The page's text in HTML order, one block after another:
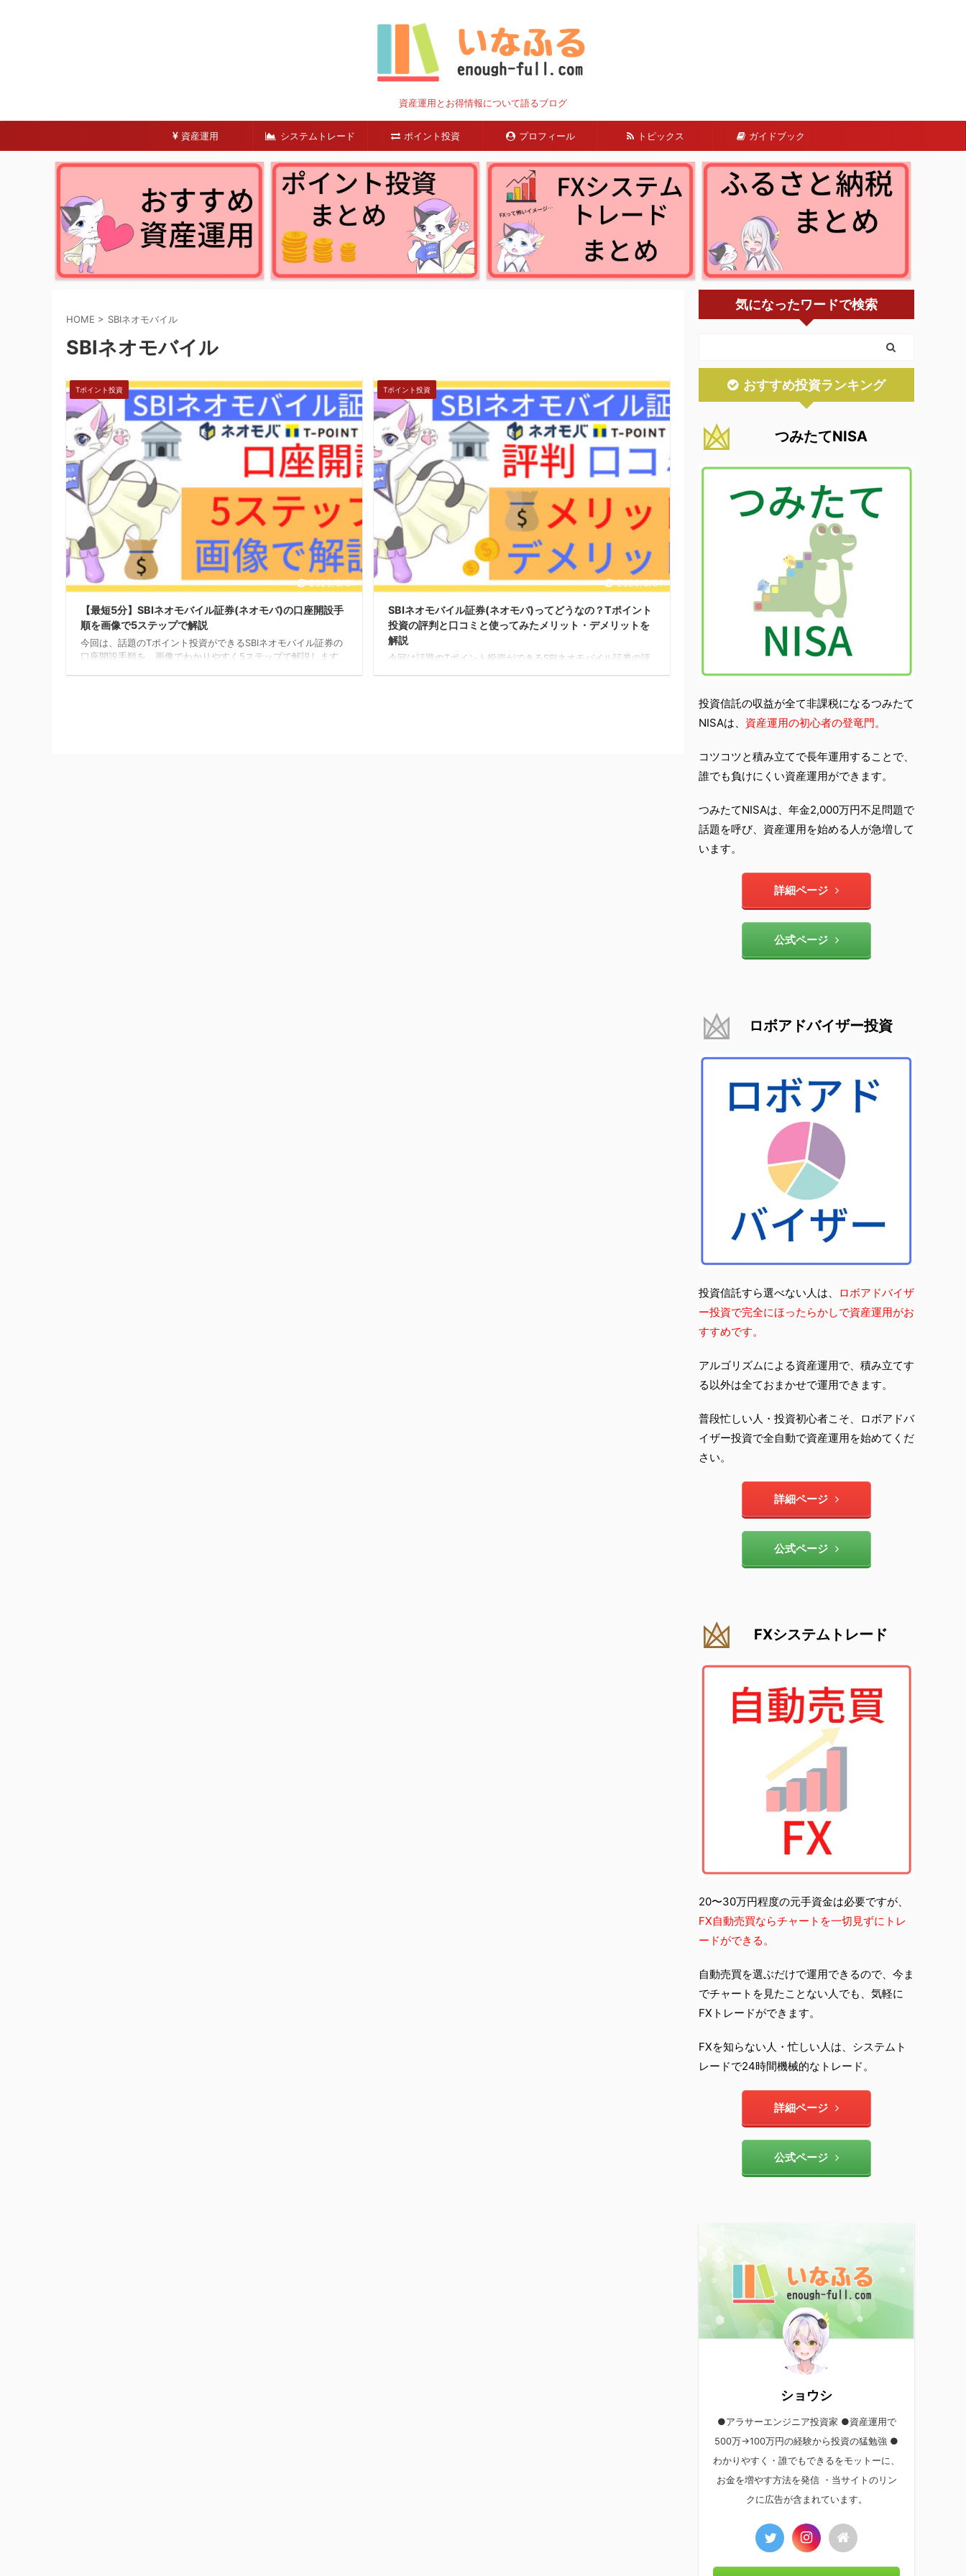
資産運用とお得情報について語るブログ
資産運用 システムトレード ポイント投資 プロフィール トピックス ガイドブック
HOME > SBIネオモバイル
SBIネオモバイル
Tポイント投資
2020/5/31
【最短5分】SBIネオモバイル証券(ネオモバ)の口座開設手
順を画像で5ステップで解説
今回は、話題のTポイント投資ができるSBIネオモバイル証券の
口座開設手順を、画像でわかりやすく5ステップで解説します。
Tポイント投資
2020/5/31
SBIネオモバイル証券(ネオモバ)ってどうなの？Tポイント
投資の評判と口コミと使ってみたメリット・デメリットを
解説
今回は話題のTポイント投資ができるSBIネオモバイル証券の評
気になったワードで検索
おすすめ投資ランキング
つみたてNISA
投資信託の収益が全て非課税になるつみたて
NISAは、 資産運用の初心者の登竜門。
コツコツと積み立てで長年運用することで、
誰でも負けにくい資産運用ができます。
つみたてNISAは、年金2,000万円不足問題で
話題を呼び、資産運用を始める人が急増して
います。
詳細ページ
公式ページ
ロボアドバイザー投資
投資信託すら選べない人は、
ロボアドバイザ
ー投資で完全にほったらかしで資産運用がお
すすめです。
アルゴリズムによる資産運用で、積み立てす
る以外は全ておまかせで運用できます。
普段忙しい人・投資初心者こそ、ロボアドバ
イザー投資で全自動で資産運用を始めてくだ
さい。
詳細ページ
公式ページ
FXシステムトレード
20〜30万円程度の元手資金は必要ですが、
FX自動売買ならチャートを一切見ずにトレ
ードができる。
自動売買を選ぶだけで運用できるので、今ま
でチャートを見たことない人でも、気軽に
FXトレードができます。
FXを知らない人・忙しい人は、システムト
レードで24時間機械的なトレード。
詳細ページ
公式ページ
ショウシ
●アラサーエンジニア投資家 ●資産運用で
500万→100万円の経験から投資の猛勉強 ●
わかりやすく・誰でもできるをモットーに、
お金を増やす方法を発信 ・当サイトのリン
クに広告が含まれています。